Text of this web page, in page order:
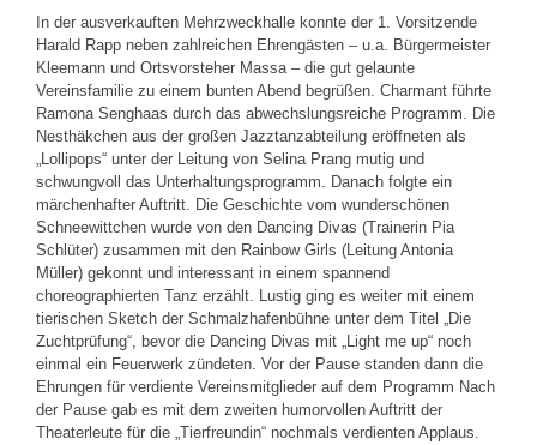
In der ausverkauften Mehrzweckhalle konnte der 1. Vorsitzende
Harald Rapp neben zahlreichen Ehrengästen – u.a. Bürgermeister
Kleemann und Ortsvorsteher Massa – die gut gelaunte
Vereinsfamilie zu einem bunten Abend begrüßen. Charmant führte
Ramona Senghaas durch das abwechslungsreiche Programm. Die
Nesthäkchen aus der großen Jazztanzabteilung eröffneten als
„Lollipops“ unter der Leitung von Selina Prang mutig und
schwungvoll das Unterhaltungsprogramm. Danach folgte ein
märchenhafter Auftritt. Die Geschichte vom wunderschönen
Schneewittchen wurde von den Dancing Divas (Trainerin Pia
Schlüter) zusammen mit den Rainbow Girls (Leitung Antonia
Müller) gekonnt und interessant in einem spannend
choreographierten Tanz erzählt. Lustig ging es weiter mit einem
tierischen Sketch der Schmalzhafenbühne unter dem Titel „Die
Zuchtprüfung“, bevor die Dancing Divas mit „Light me up“ noch
einmal ein Feuerwerk zündeten. Vor der Pause standen dann die
Ehrungen für verdiente Vereinsmitglieder auf dem Programm Nach
der Pause gab es mit dem zweiten humorvollen Auftritt der
Theaterleute für die „Tierfreundin“ nochmals verdienten Applaus.